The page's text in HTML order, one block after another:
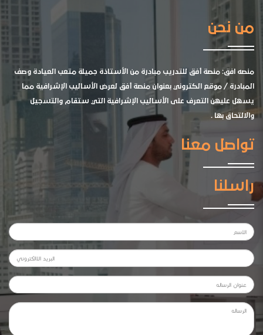
من نحن
منصه افق: منصة أفق للتدريب مبادرة من الأستاذة جميلة متعب العيادة وصف
المبادرة / موقع الكتروني بعنوان منصة أفق لعرض الأساليب الإشرافية مما
يسهل عليهن التعرف على الأساليب الإشرافية التي ستقام والتسجيل
والالتحاق بها .
تواصل معنا
راسلنا